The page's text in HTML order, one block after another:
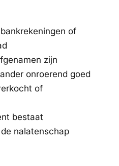
of
zijn
onroerend goed
of
bestaat
nalatenschap